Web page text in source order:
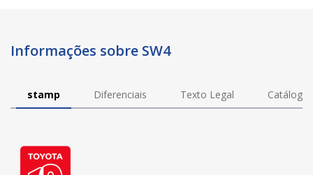
Informações sobre SW4
stamp Diferenciais Texto Legal Catálogo